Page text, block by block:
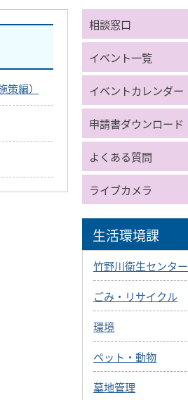
編）
相談窓口
イベント一覧
イベントカレンダー
申請書ダウンロード
よくある質問
ライブカメラ
生活環境課
竹野川衛生センター
ごみ・リサイクル
環境
ペット・動物
墓地管理